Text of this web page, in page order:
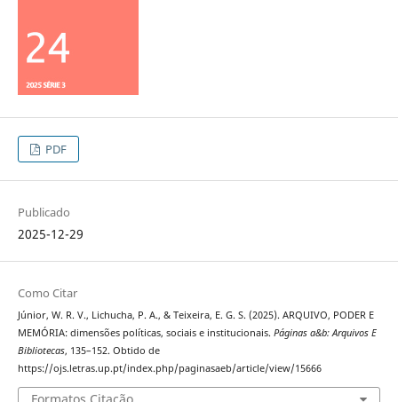
PDF
Publicado
2025-12-29
Como Citar
Júnior, W. R. V., Lichucha, P. A., & Teixeira, E. G. S. (2025). ARQUIVO, PODER E
MEMÓRIA: dimensões políticas, sociais e institucionais. Páginas a&b: Arquivos E
Bibliotecas, 135–152. Obtido de
https://ojs.letras.up.pt/index.php/paginasaeb/article/view/15666